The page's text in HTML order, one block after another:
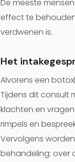
De meeste
effect te
verdwenen is.
Het
Alvorens een
Tijdens dit consult
klachten en
rimpels en
Vervolgens
behandeling: over